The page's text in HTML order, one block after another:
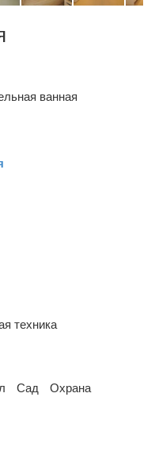
ванная
техника
Сад
Охрана